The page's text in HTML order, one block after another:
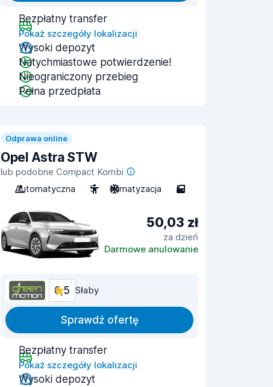
Bezpłatny transfer
Pokaż szczegóły lokalizacji
Wysoki depozyt
Natychmiastowe potwierdzenie!
Nieograniczony przebieg
Pełna przedpłata
Odprawa online
Opel Astra STW
lub podobne Compact Kombi
Automatyczna
5 Klimatyzacja 5
50,03 zł
za dzień
Darmowe anulowanie
6,5 Słaby
Sprawdź ofertę
Bezpłatny transfer
Pokaż szczegóły lokalizacji
Wysoki depozyt